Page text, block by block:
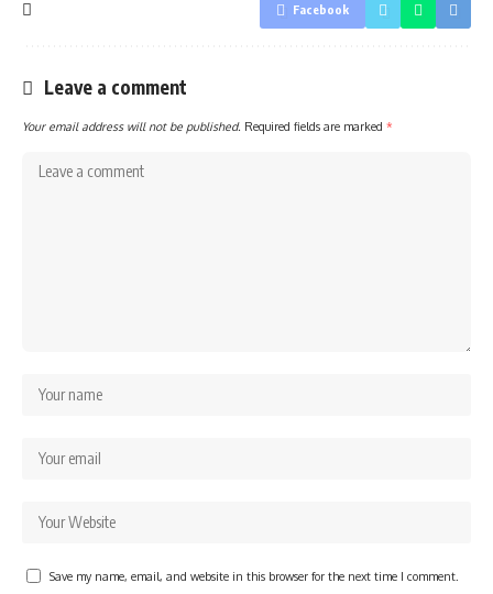
Facebook
Leave a comment
Your email address will not be published. Required fields are marked *
Save my name, email, and website in this browser for the next time I comment.